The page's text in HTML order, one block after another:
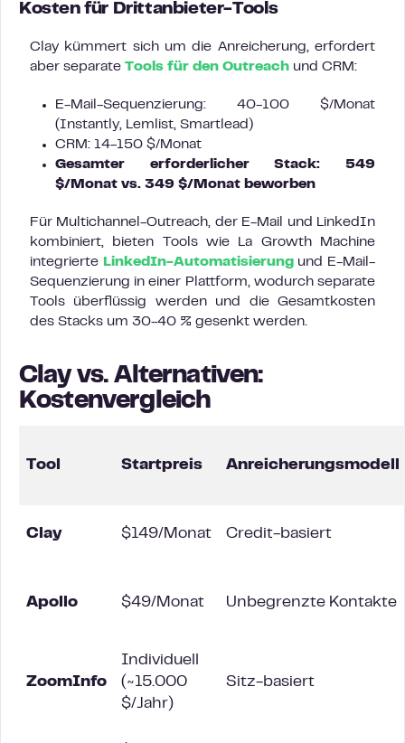
Kosten für Drittanbieter-Tools
Clay kümmert sich um die Anreicherung, erfordert
aber separate Tools für den Outreach und CRM:
E-Mail-Sequenzierung: 40-100 $/Monat
(Instantly, Lemlist, Smartlead)
CRM: 14-150 $/Monat
Gesamter erforderlicher Stack: 549
$/Monat vs. 349 $/Monat beworben
Für Multichannel-Outreach, der E-Mail und LinkedIn
kombiniert, bieten Tools wie La Growth Machine
integrierte LinkedIn-Automatisierungund E-Mail-
Sequenzierung in einer Plattform, wodurch separate
Tools überflüssig werden und die Gesamtkosten
des Stacks um 30-40 % gesenkt werden.
Clay vs. Alternativen:
Kostenvergleich
Tool Startpreis Anreicherungsmodell
Clay $149/Monat Credit-basiert
Apollo $49/Monat Unbegrenzte Kontakte
ZoomInfo
Individuell
(~15.000
$/Jahr)
Sitz-basiert